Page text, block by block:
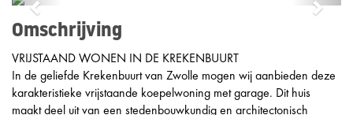
Omschrijving
VRIJSTAAND WONEN IN DE KREKENBUURT
In de geliefde Krekenbuurt van Zwolle mogen wij aanbieden deze
karakteristieke vrijstaande koepelwoning met garage. Dit huis
maakt deel uit van een stedenbouwkundig en architectonisch